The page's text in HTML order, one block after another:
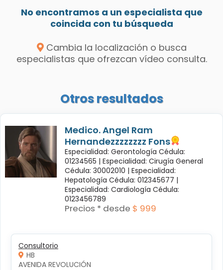
No encontramos a un especialista que
coincida con tu búsqueda
Cambia la localización o busca
especialistas que ofrezcan vídeo consulta.
Otros resultados
Medico. Angel Ram
Hernandezzzzzzzz Fons
Especialidad: Gerontología Cédula:
01234565 | Especialidad: Cirugía General
Cédula: 30002010 | Especialidad:
Hepatología Cédula: 012345677 |
Especialidad: Cardiología Cédula:
0123456789
Precios * desde $ 999
Consultorio
HB
AVENIDA REVOLUCIÓN